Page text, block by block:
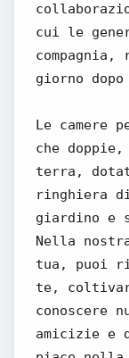
cui le
giorno
Le
che
terra,
ringhiera
giardino e
Nella
tua, puoi
te,
conoscere
amicizie e